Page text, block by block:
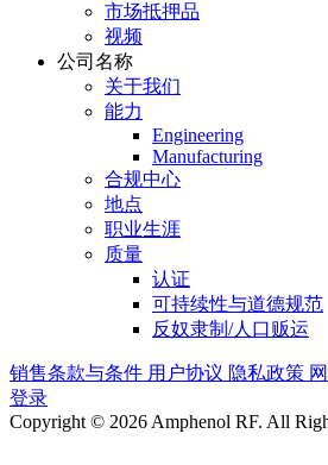
市场抵押品
视频
公司名称
关于我们
能力
Engineering
Manufacturing
合规中心
地点
职业生涯
质量
认证
可持续性与道德规范
反奴隶制/人口贩运
销售条款与条件 用户协议 隐私政策
登录
Copyright © 2026 Amphenol RF. All